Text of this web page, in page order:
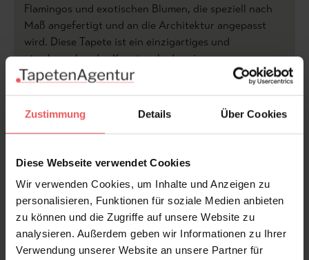
Zustimmung Details Über Cookies
Diese Webseite verwendet Cookies
Wir verwenden Cookies, um Inhalte und Anzeigen zu
personalisieren, Funktionen für soziale Medien anbieten
zu können und die Zugriffe auf unsere Website zu
analysieren. Außerdem geben wir Informationen zu Ihrer
Verwendung unserer Website an unsere Partner für
Flamingos und exotischen Blumen, die speziell nach
Maß angefertigt und an die Architektur angepasst
wird. Diese Tapete ist ein einzigartiges und
atemberaubendes Kunstwerk, das eine
beeindruckende Stimmung in jedem Raum schafft. Die
detaillierten Darstellung von Flamingos und
exotischen Blumen gestaltet. Die Tapete ist aus
pflegeleicht ist. Diese Tapete wird für Sie auf Ihr
Produktdetails
Versand & Zahlung